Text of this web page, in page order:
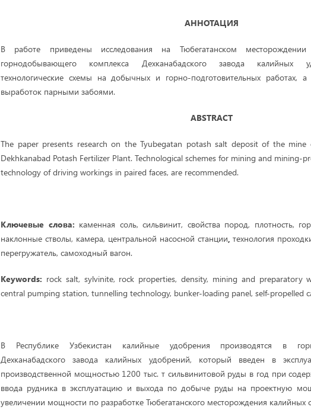
АННОТАЦИЯ
В работе приведены исследования на Тюбегатанском
горнодобывающего комплекса Дехканабадского завода калийных
технологические схемы на добычных и горно-подготовительных работах, а
выработок парными забоями.
ABSTRACT
The paper presents research on the Tyubegatan potash salt deposit of the
Dekhkanabad Potash Fertilizer Plant. Technological schemes for mining and mining-
technology of driving workings in paired faces, are recommended.
Ключевые слова: каменная соль, сильвинит, свойства пород, плотность,
наклонные стволы, камера, центральной насосной станции,технология
перегружатель, самоходный вагон.
Keywords: rock salt, sylvinite, rock properties, density, mining and preparatory
central pumping station, tunnelling technology, bunker-loading panel, self-propelled
В Республике Узбекистан калийные удобрения производятся в
Дехканабадского завода калийных удобрений, который введен в
производственной мощностью 1200 тыс. т сильвинитовой руды в год при
ввода рудника в эксплуатацию и выхода по добыче руды на проектную
увеличении мощности по разработке Тюбегатанского месторождения калийных